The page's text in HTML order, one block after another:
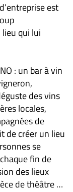
est
qui lui
: un bar à vin
des vins
locales,
de
de créer un lieu
se
fin de
des lieux
de théâtre …